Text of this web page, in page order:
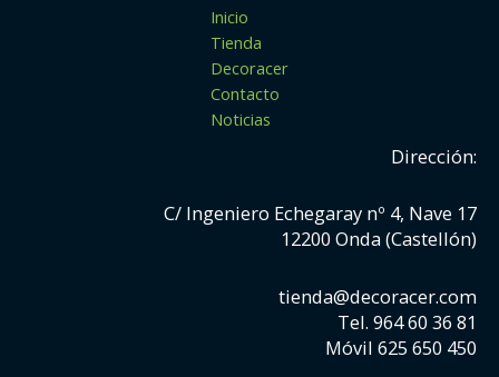
Inicio
Tienda
Decoracer
Contacto
Noticias
Dirección:
C/ Ingeniero Echegaray nº 4, Nave 17
12200 Onda (Castellón)
tienda@decoracer.com
Tel. 964 60 36 81
Móvil 625 650 450